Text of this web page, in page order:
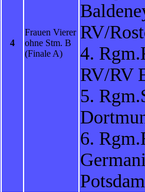
4
Frauen Vierer
ohne Stm. B
(Finale A)
RV/
4.
RV/RV
5.
6.